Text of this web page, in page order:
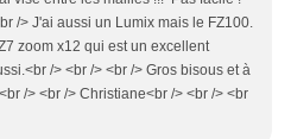
/> J'ai aussi un Lumix mais le FZ100.
zoom x12 qui est un excellent
/> <br /> <br /> Gros bisous et à
/> <br /> Christiane<br /> <br /> <br